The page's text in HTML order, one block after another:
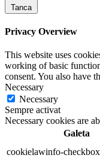
Tanca
Privacy Overview
This website uses
working of basic
consent. You also have
Necessary
Necessary
Sempre activat
Necessary cookies are
Galeta
cookielawinfo-